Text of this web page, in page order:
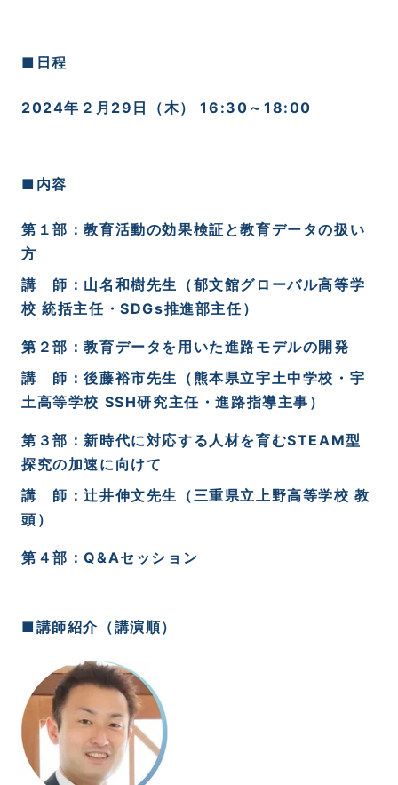
■日程
2024年２月29日（木）16:30 ～18:00
■内容
第１部：教育活動の効果検証と教育データの扱い
方
講 師：山名和樹先生（郁文館グローバル高等学
校統括主任・SDGs推進部主任）
第２部：教育データを用いた進路モデルの開発
講 師：後藤裕市先生（熊本県立宇土中学校・宇
土高等学校 SSH研究主任・進路指導主事）
第３部：新時代に対応する人材を育むSTEAM型
探究の加速に向けて
講 師：辻井伸文先生（三重県立上野高等学校 教
頭）
第４部：Q&Aセッション
■講師紹介 （講演順）